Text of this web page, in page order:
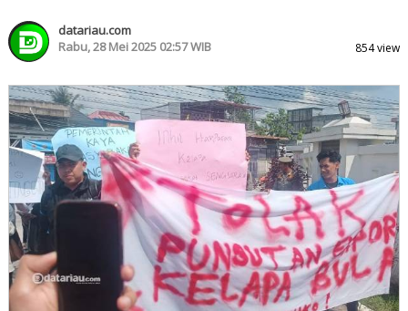
datariau.com
Rabu, 28 Mei 2025 02:57 WIB
854 view